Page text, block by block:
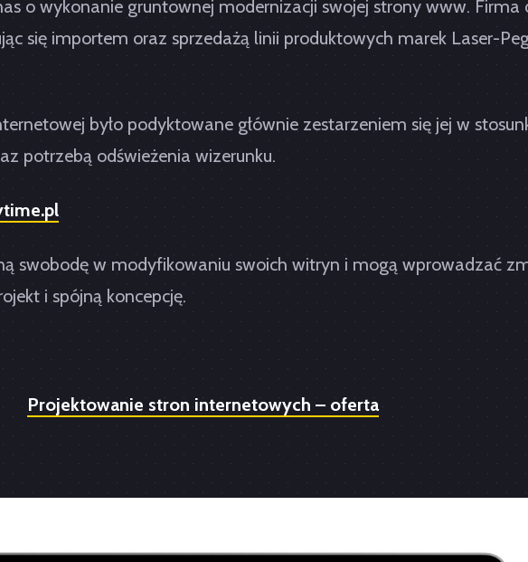
o wykonanie gruntownej modernizacji swojej strony www. Firma
się importem oraz sprzedażą linii produktowych marek Laser-
było podyktowane głównie zestarzeniem się jej w
potrzebą odświeżenia wizerunku.
swobodę w modyfikowaniu swoich witryn i mogą wprowadzać
i spójną koncepcję.
Projektowanie stron internetowych – oferta